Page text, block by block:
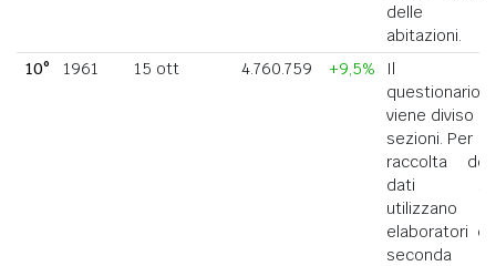
delle
abitazioni.
10°
1961 15 ott 4.760.759 +9,5%
Il
questionario
viene diviso in
sezioni. Per la
raccolta dei
dati si
utilizzano
elaboratori di
seconda